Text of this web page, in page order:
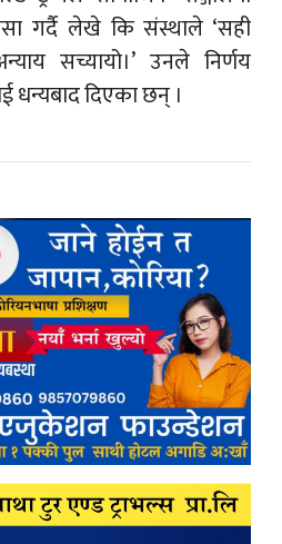
गर्दै लेखे कि संस्थाले ‘सही
सच्यायो।’ उनले निर्णय
धन्यबाद दिएका छन् ।